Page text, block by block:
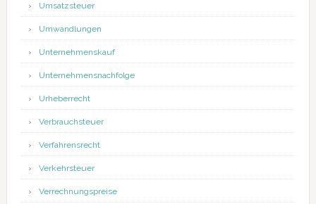
Umsatzsteuer
Umwandlungen
Unternehmenskauf
Unternehmensnachfolge
Urheberrecht
Verbrauchsteuer
Verfahrensrecht
Verkehrsteuer
Verrechnungspreise